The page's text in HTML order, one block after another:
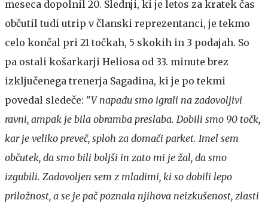
meseca dopolnil 20. Slednji, ki je letos za kratek čas
občutil tudi utrip v članski reprezentanci, je tekmo
celo končal pri 21 točkah, 5 skokih in 3 podajah. So
pa ostali košarkarji Heliosa od 33. minute brez
izključenega trenerja Sagadina, ki je po tekmi
povedal sledeče: "V napadu smo igrali na zadovoljivi
ravni, ampak je bila obramba preslaba. Dobili smo 90 točk,
kar je veliko preveč, sploh za domači parket. Imel sem
občutek, da smo bili boljši in zato mi je žal, da smo
izgubili. Zadovoljen sem z mladimi, ki so dobili lepo
priložnost, a se je pač poznala njihova neizkušenost, zlasti